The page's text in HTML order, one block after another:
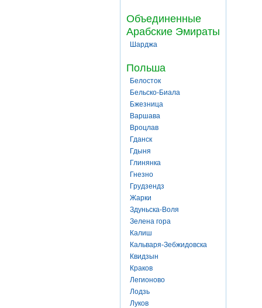
Объединенные
Арабские Эмираты
Шарджа
Польша
Белосток
Бельско-Биала
Бжезница
Варшава
Вроцлав
Гданск
Гдыня
Глинянка
Гнезно
Грудзендз
Жарки
Здуньска-Воля
Зелена гора
Калиш
Кальваря-Зебжидовска
Квидзын
Краков
Легионово
Лодзь
Луков